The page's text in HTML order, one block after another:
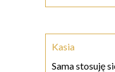
Kasia
Sama stosuję